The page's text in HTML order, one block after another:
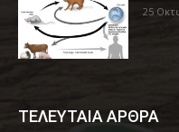
25
ΤΕΛΕΥΤΑΙΑ ΑΡΘΡΑ